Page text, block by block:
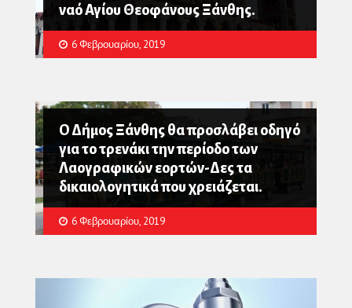
ναό Αγίου Θεοφάνους Ξάνθης.
6 Φεβρουαρίου, 2019
Ο Δήμος Ξάνθης θα προσλάβει οδηγό
για το τρενάκι την περίοδο των
Λαογραφικών εορτών-Δες τα
δικαιολογητικά που χρειάζεται.
6 Φεβρουαρίου, 2019